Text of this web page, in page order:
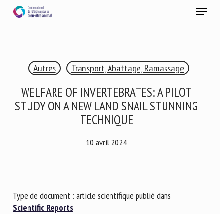
Menu
Autres Transport, Abattage, Ramassage
WELFARE OF INVERTEBRATES: A PILOT
STUDY ON A NEW LAND SNAIL STUNNING
TECHNIQUE
10 avril 2024
Type de document : article scientifique publié dans
Scientific Reports
RECEVEZ CHAQUE MOIS GRATUITEMENT
ANIMAL
notre newsletter :